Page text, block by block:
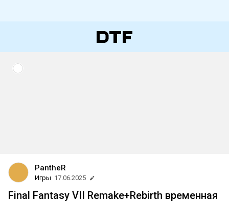
PantheR
Игры 17.06.2025
Final Fantasy VII Remake+Rebirth временная